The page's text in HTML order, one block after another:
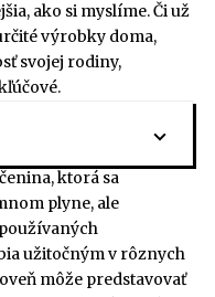
ako si myslíme. Či už
výrobky doma,
svojej rodiny,
ktorá sa
plyne, ale
užitočným v rôznych
môže predstavovať